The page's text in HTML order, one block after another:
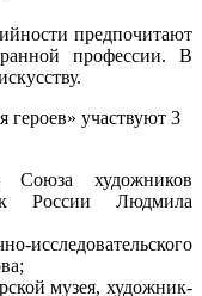
предпочитают
профессии. В
участвуют 3
Союза художников
России Людмила
исследовательского
музея, художник-